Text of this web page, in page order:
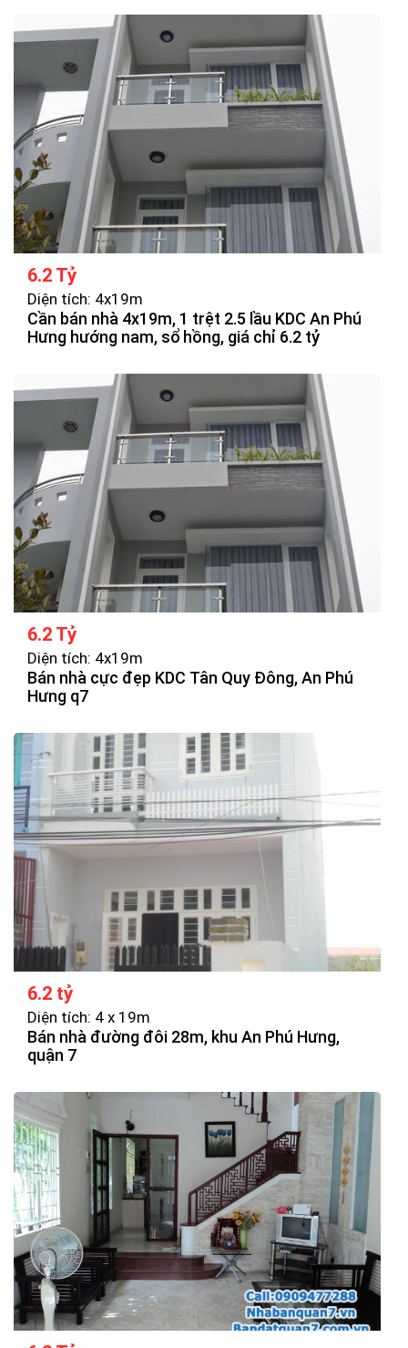
6.2 Tỷ
Diện tích: 4x19m
Cần bán nhà 4x19m, 1 trệt 2.5 lầu KDC An Phú
Hưng hướng nam, sổ hồng, giá chỉ 6.2 tỷ
6.2 Tỷ
Diện tích: 4x19m
Bán nhà cực đẹp KDC Tân Quy Đông, An Phú
Hưng q7
6.2 tỷ
Diện tích: 4 x 19m
Bán nhà đường đôi 28m, khu An Phú Hưng,
quận 7